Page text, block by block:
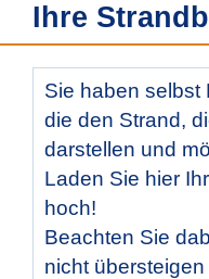
Ihre
Sie haben selbst
die den Strand,
darstellen und
Laden Sie hier
hoch!
Beachten Sie
nicht übersteigen